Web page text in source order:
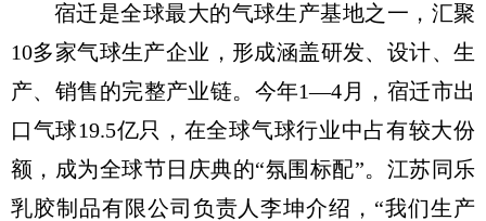
宿迁是全球最大的气球生产基地之一，汇聚
10多家气球生产企业，形成涵盖研发、设计、生
产、销售的完整产业链。今年1—4月，宿迁市出
口气球19.5亿只，在全球气球行业中占有较大份
额，成为全球节日庆典的“氛围标配”。江苏同乐
乳胶制品有限公司负责人李坤介绍，“我们生产